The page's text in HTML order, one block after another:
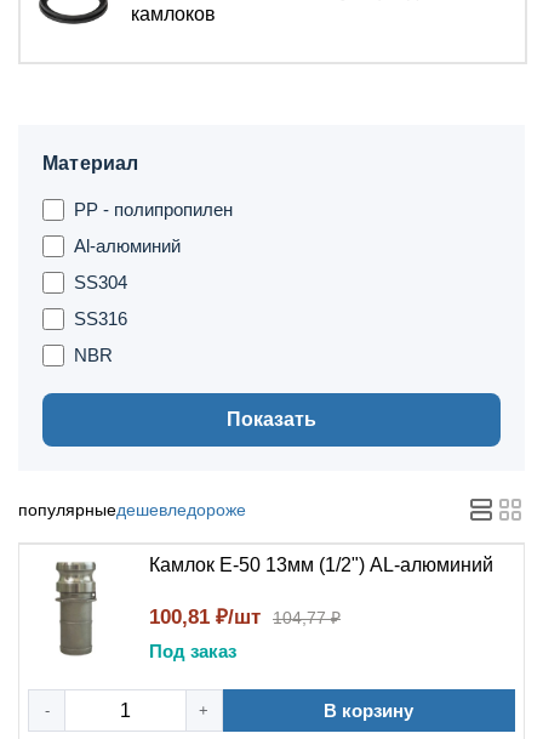
камлоков
Материал
PP - полипропилен
Al-алюминий
SS304
SS316
NBR
Показать
популярныедешевледороже
Камлок E-50 13мм (1/2") AL-алюминий
100,81 ₽/шт 104,77 ₽
Под заказ
- + В корзину